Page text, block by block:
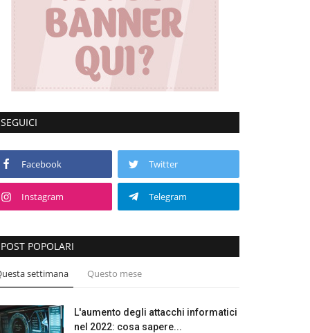
SEGUICI
Facebook Twitter
Instagram Telegram
POST POPOLARI
settimana Questo mese
L'aumento degli attacchi informatici
nel 2022: cosa sapere...